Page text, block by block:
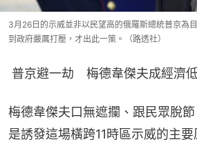
3月26日的示威並非以民望高的俄羅斯總統普京為
到政府嚴厲打壓，才出此一策。（路透社）
普京避一劫　梅德韋傑夫成經濟
梅德韋傑夫口無遮攔、跟民眾脫
是誘發這場橫跨11時區示威的主要